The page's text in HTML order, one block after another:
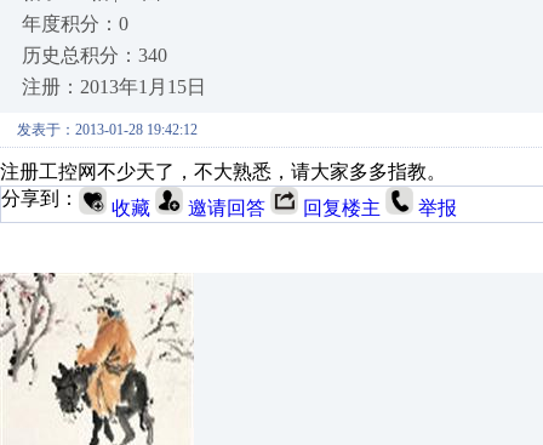
年度积分：0
历史总积分：340
注册：2013年1月15日
发表于：2013-01-28 19:42:12
注册工控网不少天了，不大熟悉，请大家多多指教。
分享到：
收藏 邀请回答 回复楼主 举报